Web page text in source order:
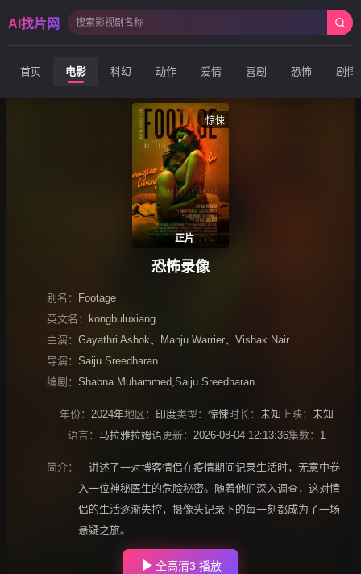
AI找片网
首页 电影 科幻 动作 爱情 喜剧 恐怖 剧情
惊悚
正片
恐怖录像
别名：
Footage
英文名：
kongbuluxiang
主演： Gayathri Ashok、 Manju Warrier、 Vishak Nair
导演： Saiju Sreedharan
编剧： Shabna Muhammed,Saiju Sreedharan
年份： 2024年地区： 印度类型： 惊悚时长： 未知 上映： 未知
语言： 马拉雅拉姆语更新： 2026-08-04 12:13:36集数： 1
简介：
讲述了一对博客情侣在疫情期间记录生活时，无意中卷
入一位神秘医生的危险秘密。随着他们深入调查，这对情
侣的生活逐渐失控，摄像头记录下的每一刻都成为了一场
悬疑之旅。
全高清3 播放